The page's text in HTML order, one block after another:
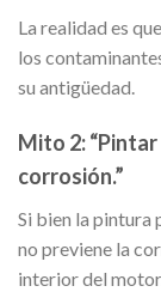
La realidad es
los
su antigüedad.
Mito 2:
corrosión.”
Si bien la
no previene la
interior del